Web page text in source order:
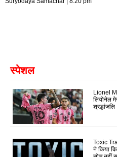
स्पेशल
Lionel
लियोनेल
श्रद्धांजलि
Toxic
ने किया